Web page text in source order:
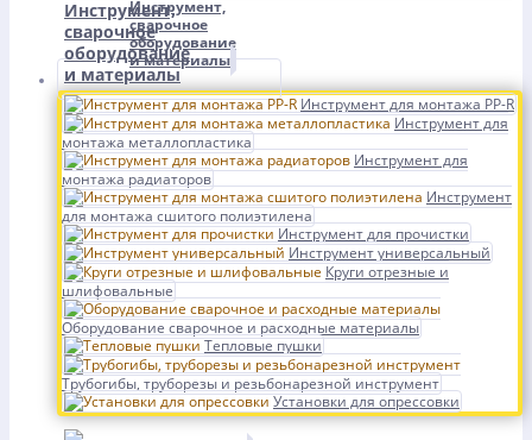
Инструмент,
сварочное
оборудование
и материалы
Инструмент для монтажа PP-R
Инструмент для
монтажа металлопластика
Инструмент для
монтажа радиаторов
Инструмент
для монтажа сшитого полиэтилена
Инструмент для прочистки
Инструмент универсальный
Круги отрезные и
шлифовальные
Оборудование сварочное и расходные материалы
Тепловые пушки
Трубогибы, труборезы и резьбонарезной инструмент
Установки для опрессовки